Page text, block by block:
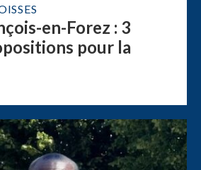
en-Forez : 3
pour la